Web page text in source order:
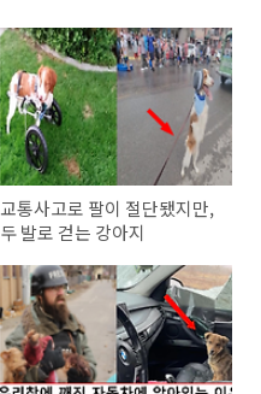
교통사고로 팔이 절단됐지만,
두 발로 걷는 강아지